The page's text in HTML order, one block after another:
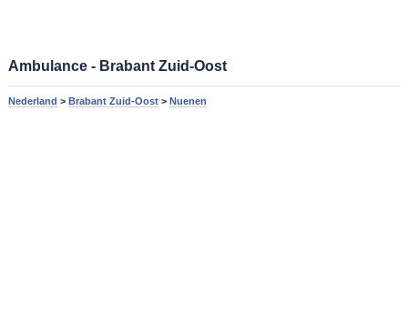
Ambulance - Brabant Zuid-Oost
Nederland > Brabant Zuid-Oost> Nuenen